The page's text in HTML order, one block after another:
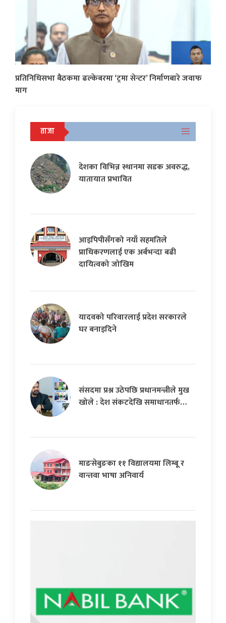
प्रतिनिधिसभा बैठकमा ढल्केबरमा ‘ट्रमा सेन्टर’ निर्माणबारे जवाफ
माग
ताजा
देशका विभिन्न स्थानमा सडक अवरुद्ध,
यातायात प्रभावित
आइपिपीसँगको नयाँ सहमतिले
प्राधिकरणलाई एक अर्बभन्दा बढी
दायित्वको जोखिम
यादवको परिवारलाई प्रदेश सरकारले
घर बनाइदिने
संसदमा प्रश्न उठेपछि प्रधानमन्त्रीले मुख
खोले : देश संकटदेखि समाधानतर्फ…
माङसेबुङका ११ विद्यालयमा लिम्बू र
वान्तवा भाषा अनिवार्य